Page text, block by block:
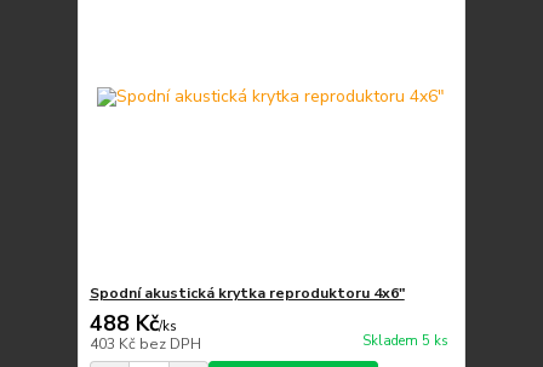
Spodní akustická krytka reproduktoru 4x6"
488 Kč/ks
403 Kč bez DPH Skladem 5 ks